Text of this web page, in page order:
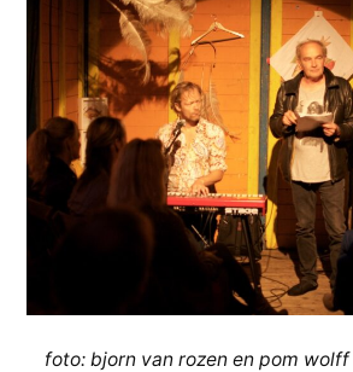
Rozen
&
Pom
Wolff
–
Dichter
bij
de
bron
–
foto: bjorn van rozen en pom